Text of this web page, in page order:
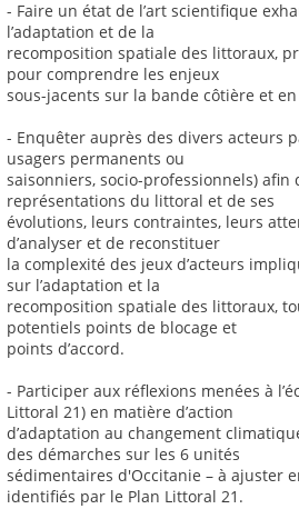
- Faire un état de l’art scientifique
l’adaptation et de la
recomposition spatiale des littoraux,
pour comprendre les enjeux
sous-jacents sur la bande côtière et
- Enquêter auprès des divers acteurs
usagers permanents ou
saisonniers, socio-professionnels) afin
représentations du littoral et de ses
évolutions, leurs contraintes, leurs
d’analyser et de reconstituer
la complexité des jeux d’acteurs
sur l’adaptation et la
recomposition spatiale des littoraux,
potentiels points de blocage et
points d’accord.
- Participer aux réflexions menées à
Littoral 21) en matière d’action
d’adaptation au changement
des démarches sur les 6 unités
sédimentaires d'Occitanie – à ajuster
identifiés par le Plan Littoral 21.